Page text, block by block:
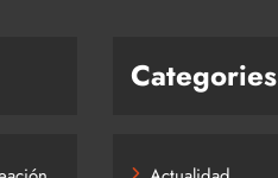
Categories